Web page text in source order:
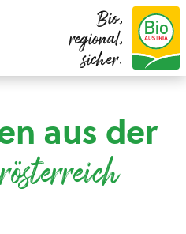
Bio,
regional,
sicher.
aus der